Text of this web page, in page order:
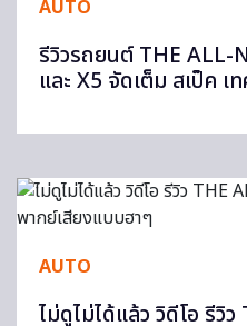
AUTO
รีวิวรถยนต์ THE ALL-
และ X5 จัดเต็ม สเป็ค เ
AUTO
ไม่ดูไม่ได้แล้ว วิดีโอ รีวิ